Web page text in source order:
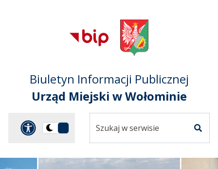
Przejdź do
głównego menu
Przejdź do treści
Przejdź do mapy
serwisu
Biuletyn Informacji Publicznej
Urząd Miejski w Wołominie
Panel dostosowania
Przełącz
ciemną
serwisie